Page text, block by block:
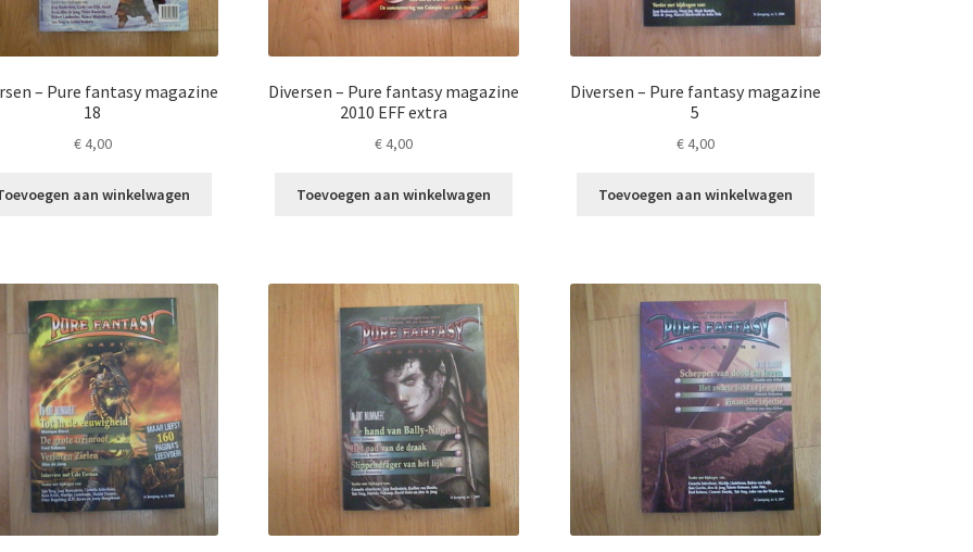
– Pure fantasy magazine
18
€4,00
aan winkelwagen
Diversen – Pure fantasy magazine
2010 EFF extra
€4,00
Toevoegen aan winkelwagen
Diversen – Pure fantasy magazine
5
€4,00
Toevoegen aan winkelwagen